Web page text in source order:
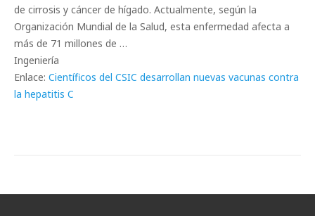
de cirrosis y cáncer de hígado. Actualmente, según la
Organización Mundial de la Salud, esta enfermedad afecta a
más de 71 millones de …
Ingeniería
Enlace: Científicos del CSIC desarrollan nuevas vacunas contra
la hepatitis C